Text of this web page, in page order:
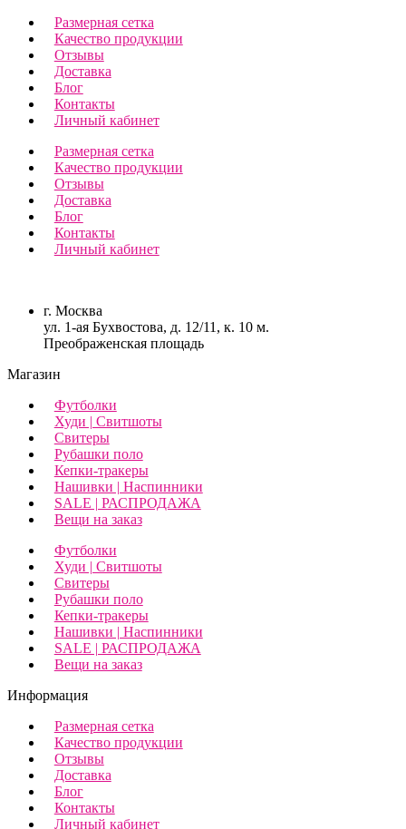
Размерная сетка
Качество продукции
Отзывы
Доставка
Блог
Контакты
Личный кабинет
Размерная сетка
Качество продукции
Отзывы
Доставка
Блог
Контакты
Личный кабинет
г. Москва
ул. 1-ая Бухвостова, д. 12/11, к. 10 м.
Преображенская площадь
Магазин
Футболки
Худи | Свитшоты
Свитеры
Рубашки поло
Кепки-тракеры
Нашивки | Наспинники
SALE | РАСПРОДАЖА
Вещи на заказ
Футболки
Худи | Свитшоты
Свитеры
Рубашки поло
Кепки-тракеры
Нашивки | Наспинники
SALE | РАСПРОДАЖА
Вещи на заказ
Информация
Размерная сетка
Качество продукции
Отзывы
Доставка
Блог
Контакты
Личный кабинет